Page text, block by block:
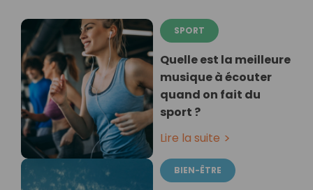
SPORT
Quelle est la meilleure
musique à écouter
quand on fait du
sport ?
Lire la suite
BIEN-ÊTRE